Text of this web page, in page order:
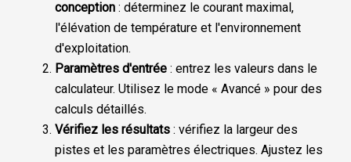
conception : déterminez le courant maximal,
l'élévation de température et l'environnement
d'exploitation.
Paramètres d'entrée : entrez les valeurs dans le
calculateur. Utilisez le mode « Avancé » pour des
calculs détaillés.
Vérifiez les résultats : vérifiez la largeur des
pistes et les paramètres électriques. Ajustez les